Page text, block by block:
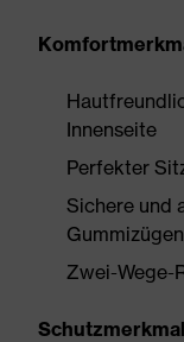
Innenseite
Perfekter
Sichere und
Zwei-Wege-